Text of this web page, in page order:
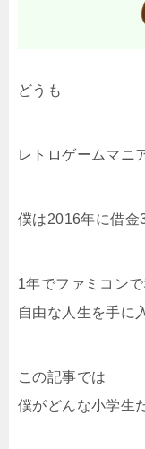
どうも
レトロゲームマニ
僕は2016年に借金
1年でファミコン
自由な人生を手に
この記事では
僕がどんな小学生